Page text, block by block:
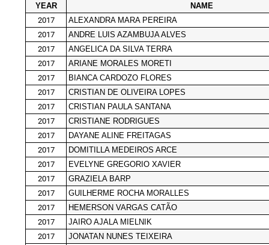
YEAR
NAME
2017
ALEXANDRA MARA PEREIRA
2017
ANDRE LUIS AZAMBUJA ALVES
2017
ANGELICA DA SILVA TERRA
2017
ARIANE MORALES MORETI
2017
BIANCA CARDOZO FLORES
2017
CRISTIAN DE OLIVEIRA LOPES
2017
CRISTIAN PAULA SANTANA
2017
CRISTIANE RODRIGUES
2017
DAYANE ALINE FREITAGAS
2017
DOMITILLA MEDEIROS ARCE
2017
EVELYNE GREGORIO XAVIER
2017
GRAZIELA BARP
2017
GUILHERME ROCHA MORALLES
2017
HEMERSON VARGAS CATÃO
2017
JAIRO AJALA MIELNIK
2017
JONATAN NUNES TEIXEIRA